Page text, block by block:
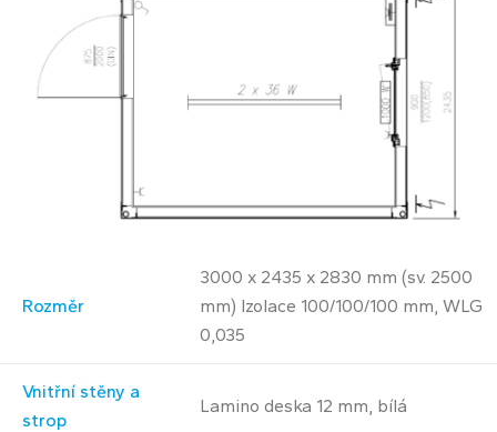
Rozměr
3000 x 2435 x 2830 mm (sv. 2500
mm) Izolace 100/100/100 mm, WLG
0,035
Vnitřní stěny a
strop
Lamino deska 12 mm, bílá